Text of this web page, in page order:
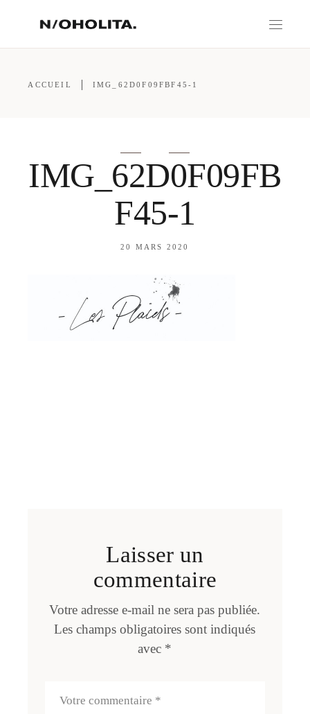
ACCUEIL IMG_62D0F09FBF45-1
IMG_62D0F09FB
F45-1
20 MARS 2020
Laisser un
commentaire
Votre adresse e-mail ne sera pas publiée.
Les champs obligatoires sont indiqués
avec *